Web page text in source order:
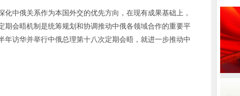
中俄关系作为本国外交的优先方向，在现有成果基础上，
期会晤机制是统筹规划和协调推动中俄各领域合作的重要平
年访华并举行中俄总理第十八次定期会晤，就进一步推动中